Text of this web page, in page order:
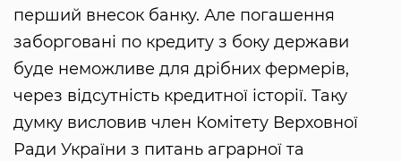
перший внесок банку. Але погашення
заборговані по кредиту з боку держави
буде неможливе для дрібних фермерів,
через відсутність кредитної історії. Таку
думку висловив член Комітету Верховної
Ради України з питань аграрної та